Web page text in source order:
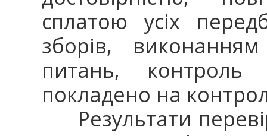
сплатою усіх
зборів,
питань,
покладено на
Результати